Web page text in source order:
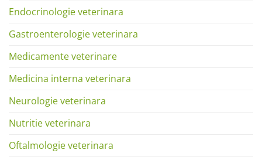
Endocrinologie veterinara
Gastroenterologie veterinara
Medicamente veterinare
Medicina interna veterinara
Neurologie veterinara
Nutritie veterinara
Oftalmologie veterinara